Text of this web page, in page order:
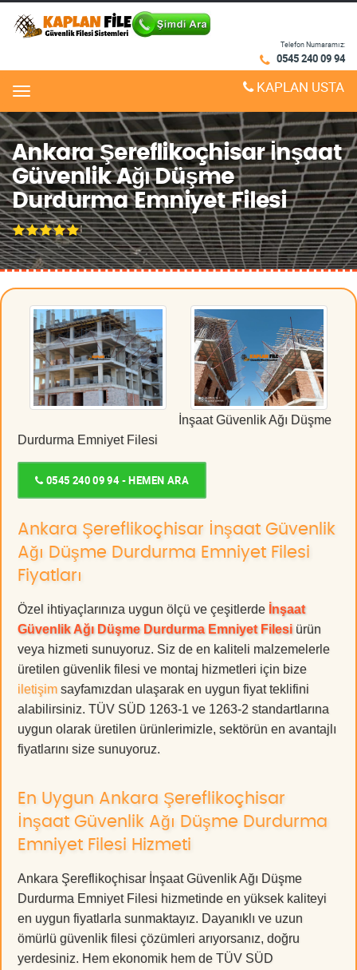
Telefon Numaramız:
0545 240 09 94
Menu KAPLAN USTA
Ankara Şereflikoçhisar İnşaat
Güvenlik Ağı Düşme
Durdurma Emniyet Filesi
İnşaat Güvenlik Ağı Düşme
Durdurma Emniyet Filesi
0545 240 09 94 - HEMEN ARA
Ankara Şereflikoçhisar İnşaat Güvenlik
Ağı Düşme Durdurma Emniyet Filesi
Fiyatları
Özel ihtiyaçlarınıza uygun ölçü ve çeşitlerde İnşaat
Güvenlik Ağı Düşme Durdurma Emniyet Filesi ürün
veya hizmeti sunuyoruz. Siz de en kaliteli malzemelerle
üretilen güvenlik filesi ve montaj hizmetleri için bize
iletişim sayfamızdan ulaşarak en uygun fiyat teklifini
alabilirsiniz. TÜV SÜD 1263-1 ve 1263-2 standartlarına
uygun olarak üretilen ürünlerimizle, sektörün en avantajlı
fiyatlarını size sunuyoruz.
En Uygun Ankara Şereflikoçhisar
İnşaat Güvenlik Ağı Düşme Durdurma
Emniyet Filesi Hizmeti
Ankara Şereflikoçhisar İnşaat Güvenlik Ağı Düşme
Durdurma Emniyet Filesi hizmetinde en yüksek kaliteyi
en uygun fiyatlarla sunmaktayız. Dayanıklı ve uzun
ömürlü güvenlik filesi çözümleri arıyorsanız, doğru
yerdesiniz. Hem ekonomik hem de TÜV SÜD